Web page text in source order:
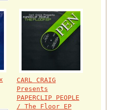
CARL CRAIG
Presents
PAPERCLIP PEOPLE
/ The Floor EP